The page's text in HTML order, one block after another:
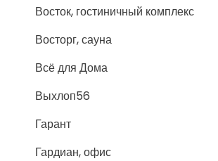
Восток, гостиничный комплекс
Восторг, сауна
Всё для Дома
Выхлоп56
Гарант
Гардиан, офис